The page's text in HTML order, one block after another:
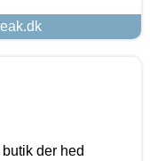
der hed